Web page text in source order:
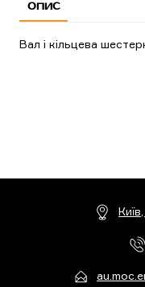
ОПИС
Вал і кільцева